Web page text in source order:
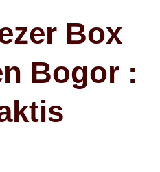
Box
Bogor :